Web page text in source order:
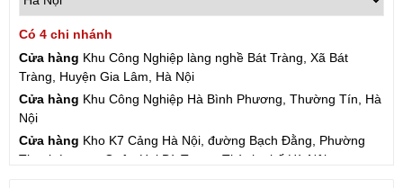
Có 4 chi nhánh
Cửa hàng Khu Công Nghiệp làng nghề Bát Tràng, Xã Bát
Tràng, Huyện Gia Lâm, Hà Nội
Cửa hàng Khu Công Nghiệp Hà Bình Phương, Thường Tín, Hà
Nội
Cửa hàng Kho K7 Cảng Hà Nội, đường Bạch Đằng, Phường
Thanh Lương, Quận Hai Bà Trưng, Thành phố Hà Nội